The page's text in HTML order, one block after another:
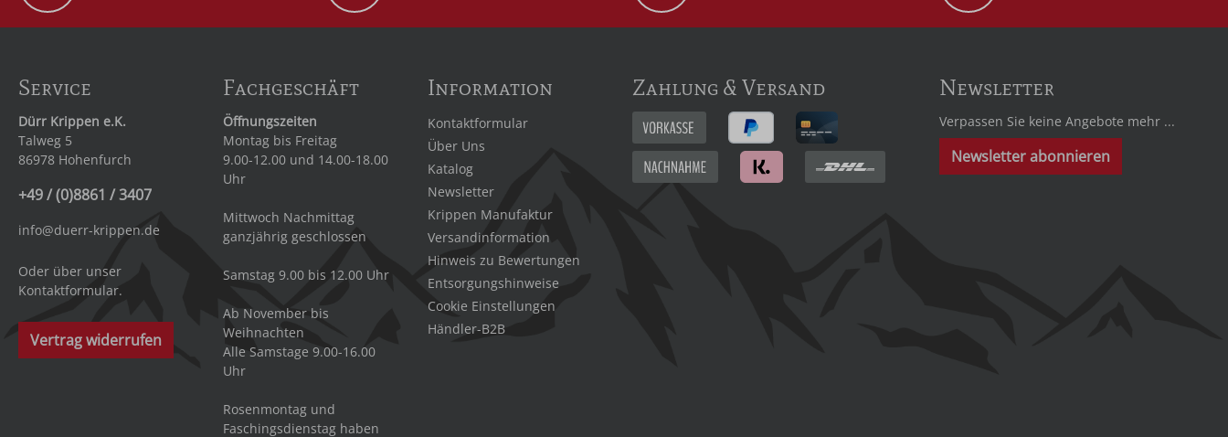
Service
Dürr Krippen e.K.
Talweg 5
86978 Hohenfurch
+49 / (0)8861 / 3407
info@duerr-krippen.de
Oder über unser
Kontaktformular.
Vertrag widerrufen
Fachgeschäft
Öffnungszeiten
Montag bis Freitag
9.00-12.00 und 14.00-18.00
Uhr
Mittwoch Nachmittag
ganzjährig geschlossen
Samstag 9.00 bis 12.00 Uhr
Ab November bis
Weihnachten
Alle Samstage 9.00-16.00
Uhr
Rosenmontag und
Faschingsdienstag haben
Information
Kontaktformular
Über Uns
Katalog
Newsletter
Krippen Manufaktur
Versandinformation
Hinweis zu Bewertungen
Entsorgungshinweise
Cookie Einstellungen
Händler-B2B
Zahlung & Versand Newsletter
Verpassen Sie keine Angebote mehr ...
Newsletter abonnieren